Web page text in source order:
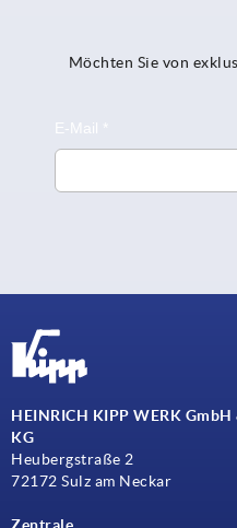
Möchten Sie von
HEINRICH KIPP WERK GmbH
KG
Heubergstraße 2
72172 Sulz am Neckar